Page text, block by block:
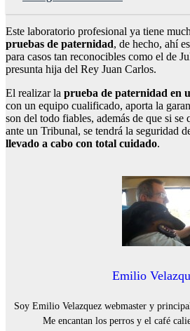
Este laboratorio profesional ya tiene
pruebas de paternidad, de hecho, ahí
para casos tan reconocibles como el de
presunta hija del Rey Juan Carlos.
El realizar la prueba de paternidad en
con un equipo cualificado, aporta la
son del todo fiables, además de que si se
ante un Tribunal, se tendrá la seguridad
llevado a cabo con total cuidado.
Emilio
Soy Emilio Velazquez webmaster y
Me encantan los perros y el café